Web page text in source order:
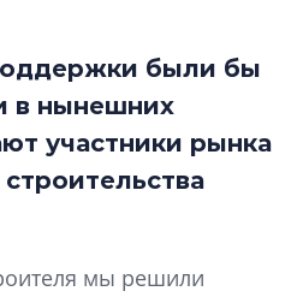
были бы
в нынешних
участники рынка
мы решили